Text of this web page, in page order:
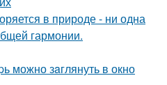
в природе - ни одна
гармонии.
можно зaглянуть в окно